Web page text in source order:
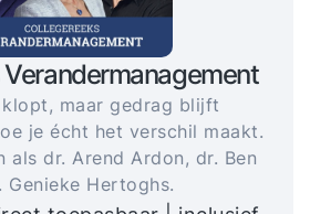
maar gedrag blijft
je écht het verschil maakt.
als dr. Arend Ardon, dr. Ben
Genieke Hertoghs.